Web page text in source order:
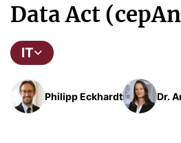
Data Act
IT
Philipp Eckhardt Dr.